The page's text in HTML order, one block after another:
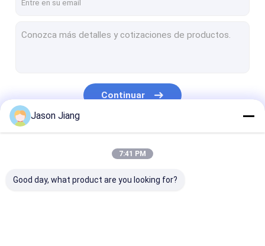
Continuar
Jason Jiang
7:41 PM
Good day, what product are you looking for?